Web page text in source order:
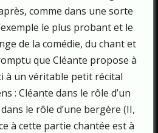
comme dans une sorte
le plus probant et le
de la comédie, du chant et
que Cléante propose à
à un véritable petit récital
: Cléante dans le rôle d’un
le rôle d’une bergère (II,
à cette partie chantée est à